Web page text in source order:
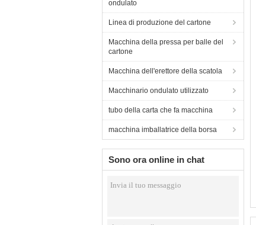
ondulato
Linea di produzione del cartone
Macchina della pressa per balle del
cartone
Macchina dell'erettore della scatola
Macchinario ondulato utilizzato
tubo della carta che fa macchina
macchina imballatrice della borsa
Sono ora online in chat